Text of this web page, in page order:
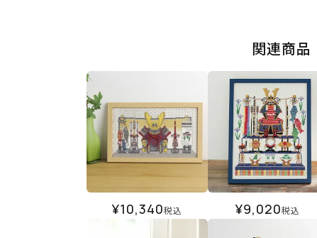
関連商品
¥10,340税込 ¥9,020税込